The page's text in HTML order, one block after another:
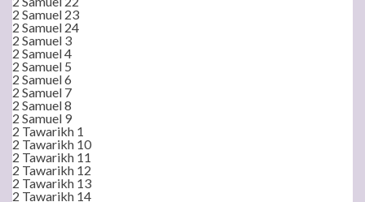
2 Samuel 23
2 Samuel 24
2 Samuel 3
2 Samuel 4
2 Samuel 5
2 Samuel 6
2 Samuel 7
2 Samuel 8
2 Samuel 9
2 Tawarikh 1
2 Tawarikh 10
2 Tawarikh 11
2 Tawarikh 12
2 Tawarikh 13
2 Tawarikh 14